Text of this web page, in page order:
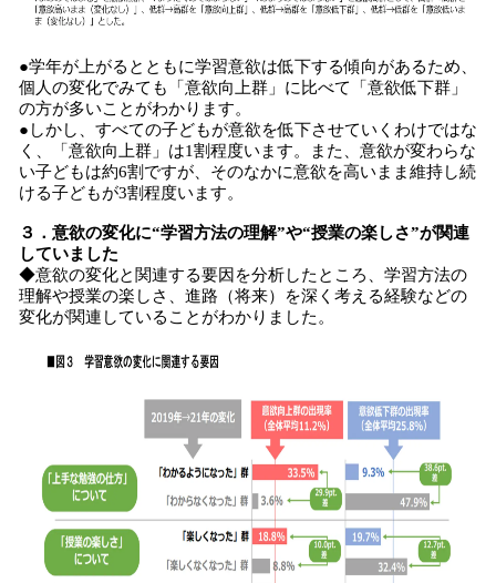
●学年が上がるとともに学習意欲は低下する傾向があるため、
個人の変化でみても「意欲向上群」に比べて「意欲低下群」
の方が多いことがわかります。
●しかし、すべての子どもが意欲を低下させていくわけではな
く、「意欲向上群」は1割程度います。また、意欲が変わらな
い子どもは約6割ですが、そのなかに意欲を高いまま維持し続
ける子どもが3割程度います。
３．意欲の変化に“学習方法の理解”や“授業の楽しさ”が関連
していました
◆意欲の変化と関連する要因を分析したところ、学習方法の
理解や授業の楽しさ、進路（将来）を深く考える経験などの
変化が関連していることがわかりました。